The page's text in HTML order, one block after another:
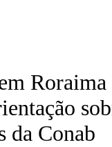
Roraima
da Conab